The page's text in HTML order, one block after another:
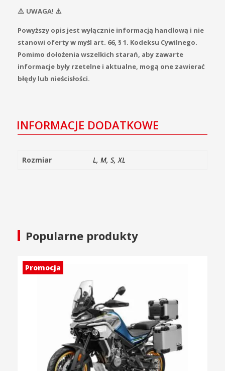
⚠️ UWAGA! ⚠️
Powyższy opis jest wyłącznie informacją handlową i nie
stanowi oferty w myśl art. 66, § 1. Kodeksu Cywilnego.
Pomimo dołożenia wszelkich starań, aby zawarte
informacje były rzetelne i aktualne, mogą one zawierać
błędy lub nieścisłości.
INFORMACJE DODATKOWE
Rozmiar L, M, S, XL
Popularne produkty
Promocja